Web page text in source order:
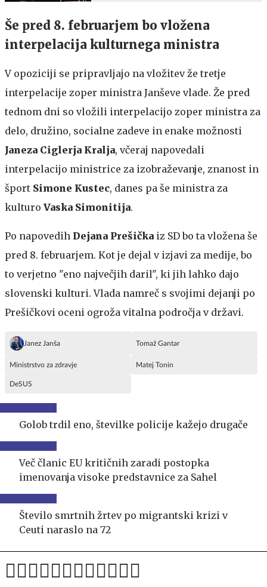
Še pred 8. februarjem bo vložena
interpelacija kulturnega ministra
V opoziciji se pripravljajo na vložitev že tretje
interpelacije zoper ministra Janševe vlade. Že pred
tednom dni so vložili interpelacijo zoper ministra za
delo, družino, socialne zadeve in enake možnosti
Janeza Ciglerja Kralja, včeraj napovedali
interpelacijo ministrice za izobraževanje, znanost in
šport Simone Kustec, danes pa še ministra za
kulturo Vaska Simonitija.
Po napovedih Dejana Prešička iz SD bo ta vložena še
pred 8. februarjem. Kot je dejal v izjavi za medije, bo
to verjetno "eno največjih daril", ki jih lahko dajo
slovenski kulturi. Vlada namreč s svojimi dejanji po
Prešičkovi oceni ogroža vitalna področja v državi.
Janez Janša Tomaž Gantar
Ministrstvo za zdravje Matej Tonin
DeSUS
Golob trdil eno, številke policije kažejo drugače
Več članic EU kritičnih zaradi postopka
imenovanja visoke predstavnice za Sahel
Število smrtnih žrtev po migrantski krizi v
Ceuti naraslo na 72